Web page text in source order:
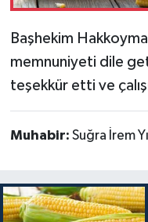
Başhekim
memnuniyeti dile
teşekkür etti ve
Muhabir: Suğra İrem